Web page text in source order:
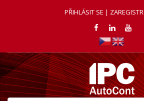
PŘIHLÁSIT SE |